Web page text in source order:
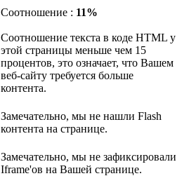
Соотношение : 11%
Соотношение текста в коде HTML у
этой страницы меньше чем 15
процентов, это означает, что Вашем
веб-сайту требуется больше
контента.
Замечательно, мы не нашли Flash
контента на странице.
Замечательно, мы не зафиксировали
Iframe'ов на Вашей странице.